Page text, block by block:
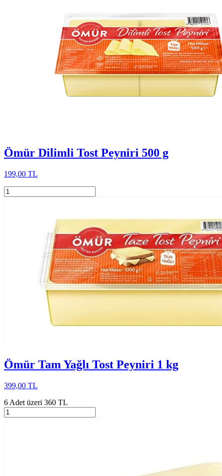
Ömür Dilimli Tost Peyniri 500 g
199,00 TL
Ömür Tam Yağlı Tost Peyniri 1 kg
399,00 TL
6 Adet üzeri 360 TL